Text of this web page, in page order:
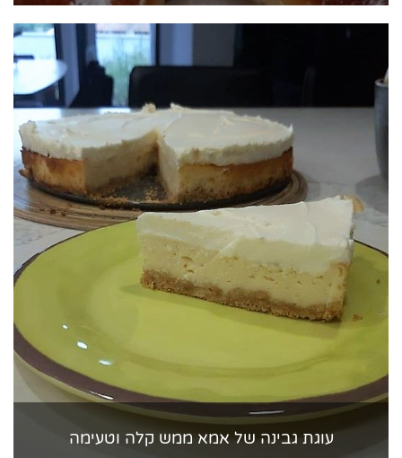
עוגת גבינה של אמא ממש קלה וטעימה